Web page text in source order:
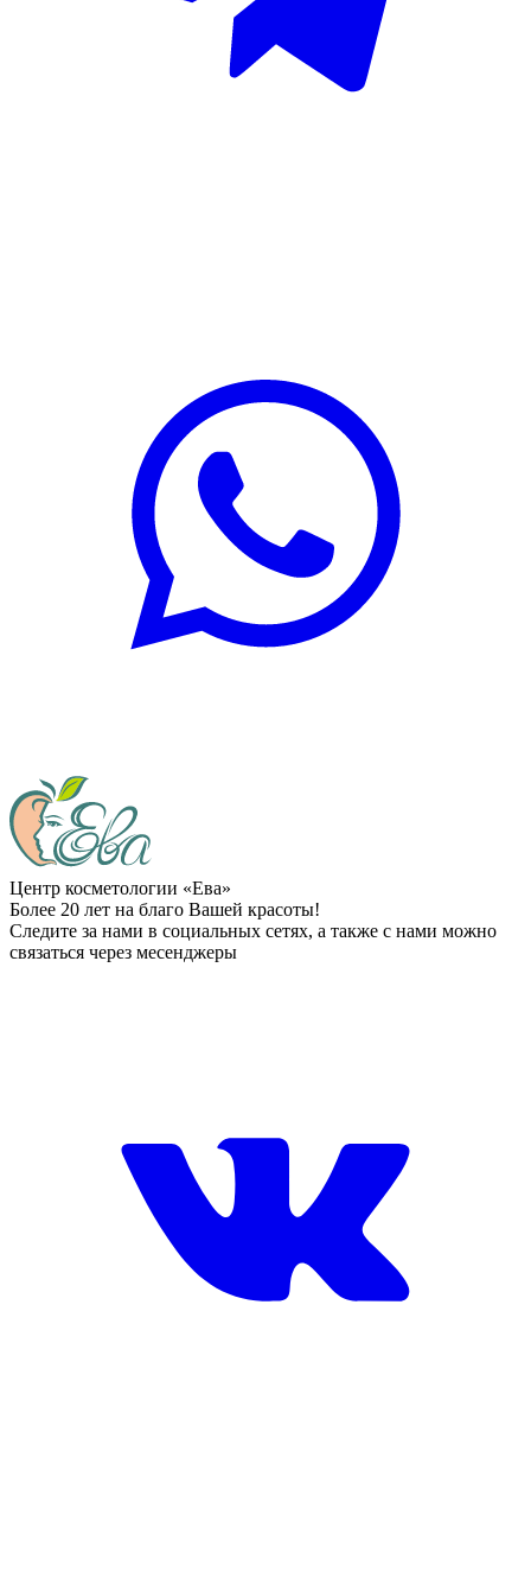
Центр косметологии «Ева»
Более 20 лет на благо Вашей красоты!
Следите за нами в социальных сетях, а также с нами можно
связаться через месенджеры